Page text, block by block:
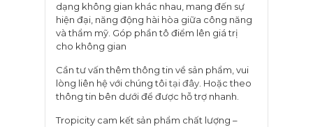
dạng không gian khác nhau, mang đến sự
hiện đại, năng động hài hòa giữa công năng
và thẩm mỹ. Góp phần tô điểm lên giá trị
cho không gian
Cần tư vấn thêm thông tin về sản phẩm, vui
lòng liên hệ với chúng tôitại đây . Hoặc theo
thông tin bên dưới để được hỗ trợ nhanh.
Tropicity cam kết sản phẩm chất lượng –